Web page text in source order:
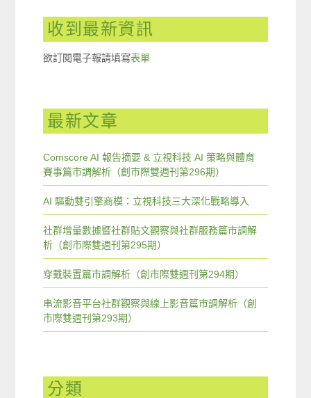
收到最新資訊
欲訂閱電子報請填寫表單
最新文章
Comscore AI 報告摘要 & 立視科技 AI 策略與體育
賽事篇市調解析（創市際雙週刊第296期）
AI 驅動雙引擎商模：立視科技三大深化戰略導入
社群增量數據暨社群貼文觀察與社群服務篇市調解
析（創市際雙週刊第295期）
穿戴裝置篇市調解析（創市際雙週刊第294期）
串流影音平台社群觀察與線上影音篇市調解析（創
市際雙週刊第293期）
分類